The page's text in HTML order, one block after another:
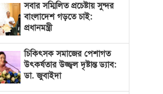
সবার সম্মিলিত প্রচেষ্টায় সুন্দর
বাংলাদেশ গড়তে চাই:
প্রধানমন্ত্রী
চিকিৎসক সমাজের পেশাগত
উৎকর্ষতার উজ্জ্বল দৃষ্টান্ত ড্যাব:
ডা. জুবাইদা